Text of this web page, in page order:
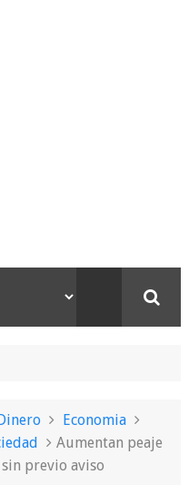
Economia
Aumentan peaje
previo aviso